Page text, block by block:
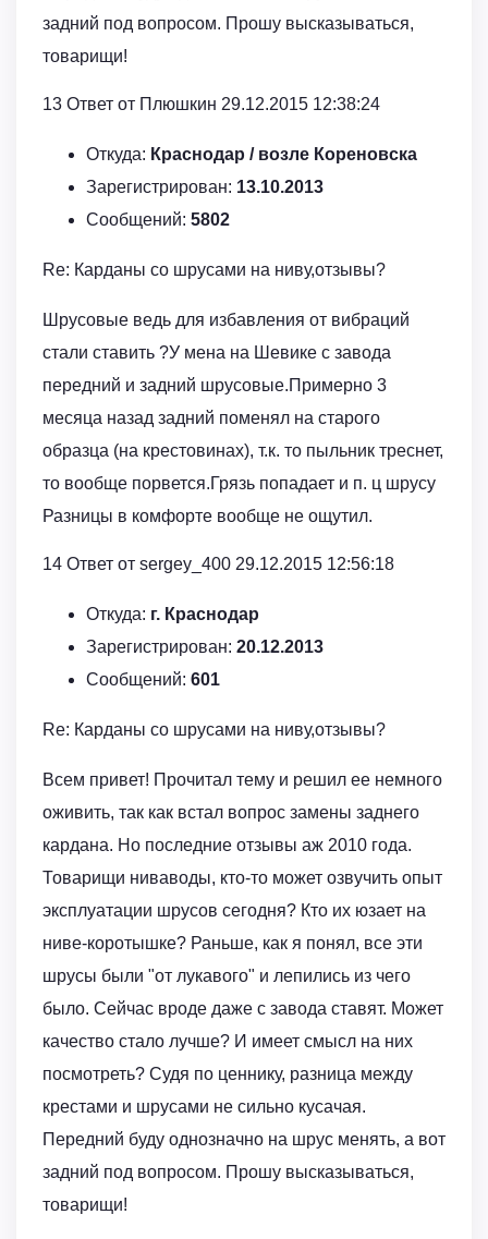
задний под вопросом. Прошу высказываться,
товарищи!
13 Ответ от Плюшкин 29.12.2015 12:38:24
Откуда: Краснодар / возле Кореновска
Зарегистрирован: 13.10.2013
Сообщений: 5802
Re: Карданы со шрусами на ниву,отзывы?
Шрусовые ведь для избавления от вибраций
стали ставить ?У мена на Шевике с завода
передний и задний шрусовые.Примерно 3
месяца назад задний поменял на старого
образца (на крестовинах), т.к. то пыльник треснет,
то вообще порвется.Грязь попадает и п. ц шрусу
Разницы в комфорте вообще не ощутил.
14 Ответ от sergey_400 29.12.2015 12:56:18
Откуда: г. Краснодар
Зарегистрирован: 20.12.2013
Сообщений: 601
Re: Карданы со шрусами на ниву,отзывы?
Всем привет! Прочитал тему и решил ее немного
оживить, так как встал вопрос замены заднего
кардана. Но последние отзывы аж 2010 года.
Товарищи ниваводы, кто-то может озвучить опыт
эксплуатации шрусов сегодня? Кто их юзает на
ниве-коротышке? Раньше, как я понял, все эти
шрусы были "от лукавого" и лепились из чего
было. Сейчас вроде даже с завода ставят. Может
качество стало лучше? И имеет смысл на них
посмотреть? Судя по ценнику, разница между
крестами и шрусами не сильно кусачая.
Передний буду однозначно на шрус менять, а вот
задний под вопросом. Прошу высказываться,
товарищи!